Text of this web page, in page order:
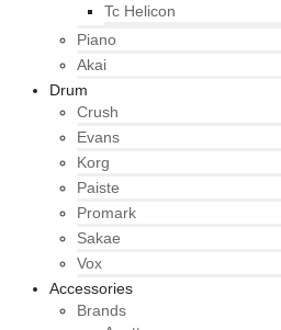
Tc Helicon
Piano
Akai
Drum
Crush
Evans
Korg
Paiste
Promark
Sakae
Vox
Accessories
Brands